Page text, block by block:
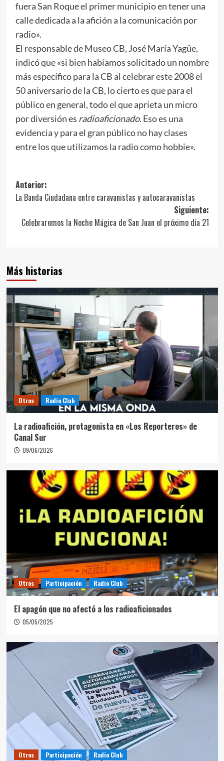
fuera San Roque el primer municipio en tener una
calle dedicada a la afición a la comunicación por
radio».
El responsable de Museo CB, José María Yagüe,
indicó que «si bien habíamos solicitado un nombre
más específico para la CB al celebrar este 2008 el
50 aniversario de la CB, lo cierto es que para el
público en general, todo el que aprieta un micro
por diversión es radioaficionado. Eso es una
evidencia y para el gran público no hay clases
entre los que utilizamos la radio como hobbie».
Anterior:
La Banda Ciudadana entre caravanistas y autocaravanistas
Siguiente:
Celebraremos la Noche Mágica de San Juan el próximo día 21
Más historias
Otros Radio Club
La radioafición, protagonista en «Los Reporteros» de
Canal Sur
09/06/2026
Otros Participación Radio Club
El apagón que no afectó a los radioaficionados
05/05/2025
Otros Participación Radio Club